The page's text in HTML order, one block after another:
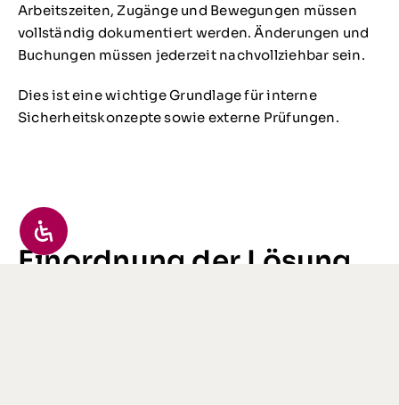
Arbeitszeiten, Zugänge und Bewegungen müssen
vollständig dokumentiert werden. Änderungen und
Buchungen müssen jederzeit nachvollziehbar sein.
Dies ist eine wichtige Grundlage für interne
Sicherheitskonzepte sowie externe Prüfungen.
Einordnung der Lösung